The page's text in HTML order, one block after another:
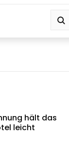
hält das
leicht